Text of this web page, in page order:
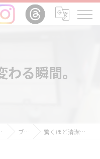
る瞬間。
命越谷大袋店 ブログ 驚くほど清潔に変わる瞬間。